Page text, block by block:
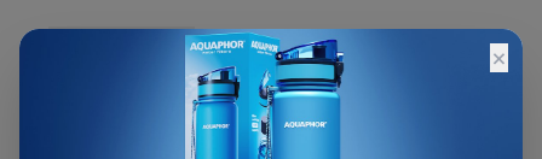
Описание и характеристики смотрите на
×